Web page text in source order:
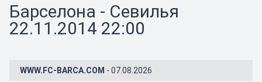
Барселона - Севилья
22.11.2014 22:00
WWW.FC-BARCA.COM - 07.08.2026